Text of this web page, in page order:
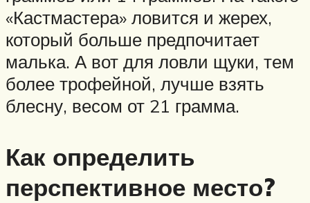
«Кастмастера» ловится и жерех,
который больше предпочитает
малька. А вот для ловли щуки, тем
более трофейной, лучше взять
блесну, весом от 21 грамма.
Как определить
перспективное место?